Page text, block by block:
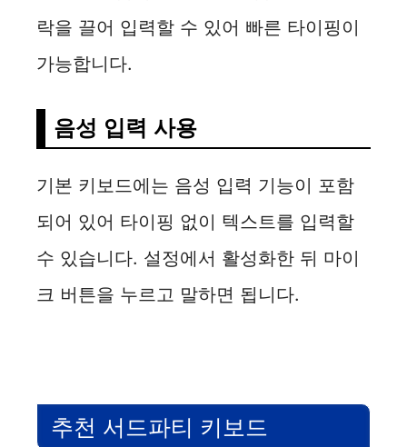
락을 끌어 입력할 수 있어 빠른 타이핑이
가능합니다.
음성 입력 사용
기본 키보드에는 음성 입력 기능이 포함
되어 있어 타이핑 없이 텍스트를 입력할
수 있습니다. 설정에서 활성화한 뒤 마이
크 버튼을 누르고 말하면 됩니다.
추천 서드파티 키보드